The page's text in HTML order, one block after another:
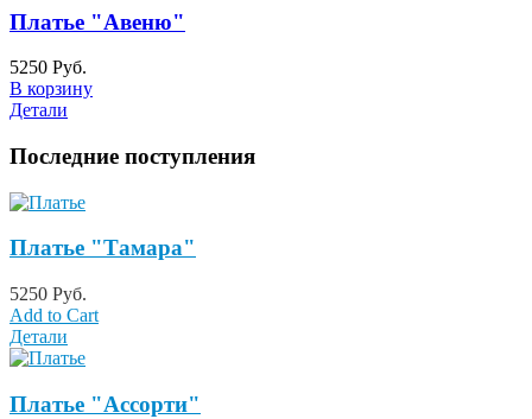
Платье "Авеню"
5250 Руб.
В корзину
Детали
Последние поступления
Платье "Тамара"
5250 Руб.
Add to Cart
Детали
Платье "Ассорти"